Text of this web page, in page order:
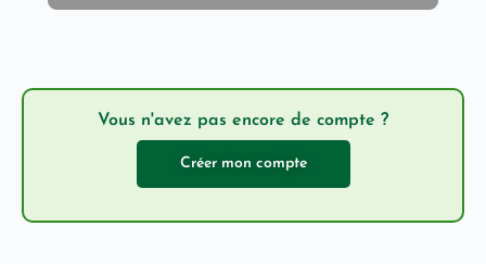
Vous n'avez pas encore de compte ?
Créer mon compte